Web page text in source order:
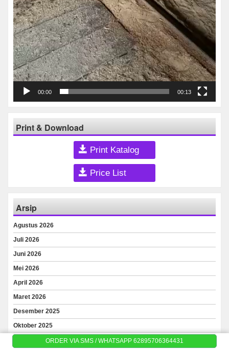
00:00 00:13
Print & Download
Print Katalog
Price List
Arsip
Agustus 2026
Juli 2026
Juni 2026
Mei 2026
April 2026
Maret 2026
Desember 2025
Oktober 2025
September 2025ORDER VIA SMS / WHATSAPP 62895706364431